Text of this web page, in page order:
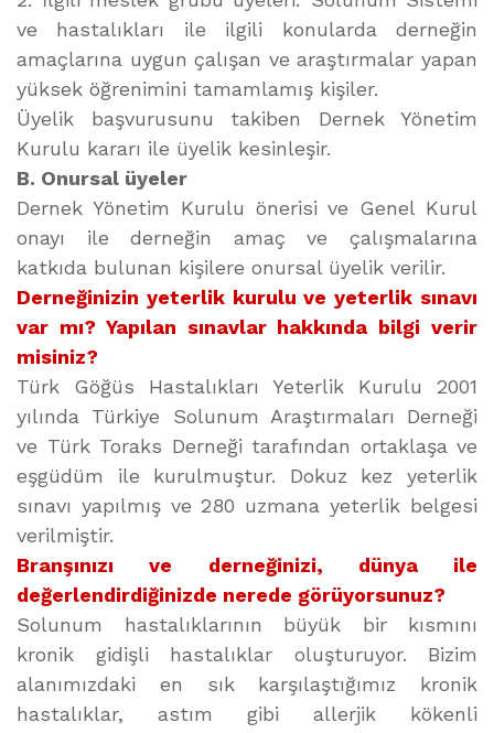
ve hastalıkları ile ilgili konularda derneğin
amaçlarına uygun çalışan ve araştırmalar yapan
yüksek öğrenimini tamamlamış kişiler.
Üyelik başvurusunu takiben Dernek Yönetim
Kurulu kararı ile üyelik kesinleşir.
B. Onursal üyeler
Dernek Yönetim Kurulu önerisi ve Genel Kurul
onayı ile derneğin amaç ve çalışmalarına
katkıda bulunan kişilere onursal üyelik verilir.
Derneğinizin yeterlik kurulu ve yeterlik sınavı
var mı? Yapılan sınavlar hakkında bilgi verir
misiniz?
Türk Göğüs Hastalıkları Yeterlik Kurulu 2001
yılında Türkiye Solunum Araştırmaları Derneği
ve Türk Toraks Derneği tarafından ortaklaşa ve
eşgüdüm ile kurulmuştur. Dokuz kez yeterlik
sınavı yapılmış ve 280 uzmana yeterlik belgesi
verilmiştir.
Branşınızı ve derneğinizi, dünya ile
değerlendirdiğinizde nerede görüyorsunuz?
Solunum hastalıklarının büyük bir kısmını
kronik gidişli hastalıklar oluşturuyor. Bizim
alanımızdaki en sık karşılaştığımız kronik
hastalıklar, astım gibi allerjik kökenli